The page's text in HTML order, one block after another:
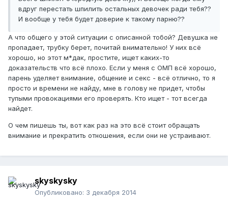
вдруг перестать шпилить остальных девочек ради тебя??
И вообще у тебя будет доверие к такому парню??
А что общего у этой ситуации с описанной тобой? Девушка не
пропадает, трубку берет, почитай внимательно! У них всё
хорошо, но этот м*дак, простите, ищет каких-то
доказательств что всё плохо. Если у меня с ОМП всё хорошо,
парень уделяет внимание, общение и секс - всё отлично, то я
просто и времени не найду, мне в голову не придет, чтобы
тупыми провокациями его проверять. Кто ищет - тот всегда
найдет.
О чем пишешь ты, вот как раз на это всё стоит обращать
внимание и прекратить отношения, если они не устраивают.
skyskysky
Опубликовано: 3 декабря 2014